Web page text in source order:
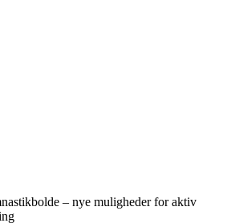
– nye muligheder for aktiv